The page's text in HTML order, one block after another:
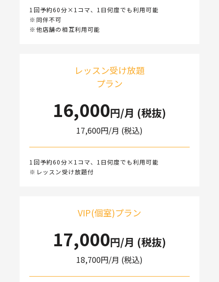
1回予約60分×1コマ、1日何度でも利用可能
※同伴不可
※他店舗の相互利用可能
レッスン受け放題
プラン
16,000円/月 (税抜)
17,600円/月 (税込)
1回予約60分×1コマ、1日何度でも利用可能
※レッスン受け放題付
VIP(個室)プラン
17,000円/月 (税抜)
18,700円/月 (税込)